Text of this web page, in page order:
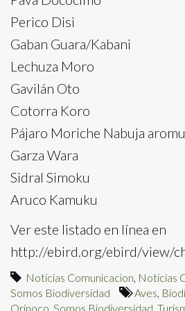
Perico Disi
Gaban Guara/Kabani
Lechuza Moro
Gavilán Oto
Cotorra Koro
Pájaro Moriche Nabuja aromu
Garza Wara
Sidral Simoku
Aruco Kamuku
Ver este listado en línea en
http://ebird.org/ebird/view/
Noticias Comunicacion, Noticias
Somos Biodiversidad
Aves,
Orinoco Somos Biodiversidad